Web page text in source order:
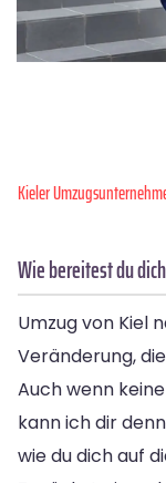
Kieler
Wie bereitest du
Umzug von Kiel
Veränderung,
Auch wenn
kann ich dir
wie du dich auf